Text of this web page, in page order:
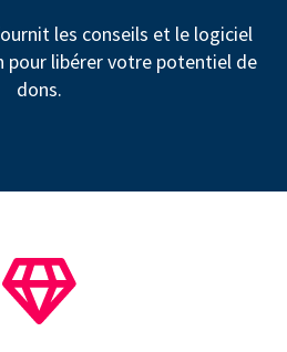
les conseils et le logiciel
pour libérer votre potentiel de
dons.